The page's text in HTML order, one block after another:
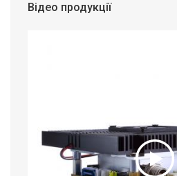
Відео продукції